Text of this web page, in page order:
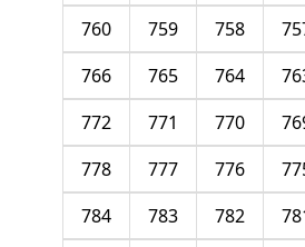
758
759
760
764
765
766
770
771
772
776
777
778
782
783
784